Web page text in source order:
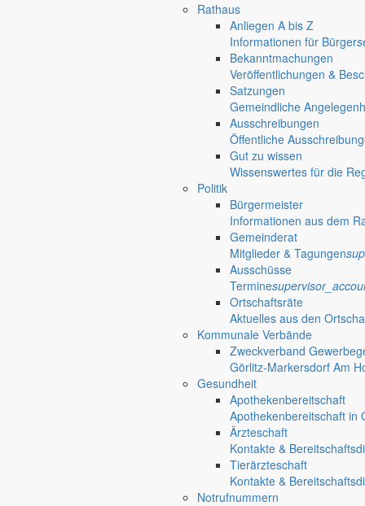
Rathaus
Anliegen A bis Z
Informationen für Bürger
Bekanntmachungen
Veröffentlichungen &
Satzungen
Gemeindliche
Ausschreibungen
Öffentliche
Gut zu wissen
Wissenswertes für die
Politik
Bürgermeister
Informationen aus dem
Gemeinderat
Mitglieder & Tagungen
Ausschüsse
Termine
Ortschaftsräte
Aktuelles aus den
Kommunale Verbände
Zweckverband
Görlitz-Markersdorf Am
Gesundheit
Apothekenbereitschaft
Apothekenbereitschaft in
Ärzteschaft
Kontakte &
Tierärzteschaft
Kontakte &
Notrufnummern